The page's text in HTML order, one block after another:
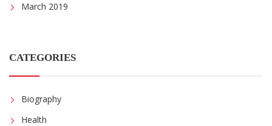
March 2019
CATEGORIES
Biography
Health